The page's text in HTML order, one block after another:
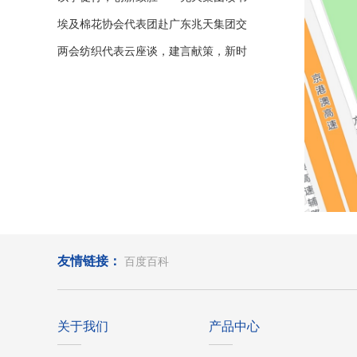
&创新分享PK赛
埃及棉花协会代表团赴广东兆天集团交
流，共探合作新篇
两会纺织代表云座谈，建言献策，新时
友情链接： 百度百科
关于我们 产品中心